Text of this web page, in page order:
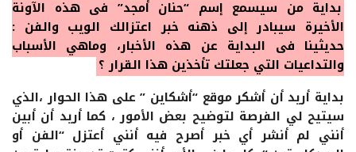
بداية من سيسمع إسم “حنان أمجد” في هذه الآونة
الأخيرة سيبادر إلى ذهنه خبر اعتزالك الويب والفن :
حديثينا في البداية عن هذه الأخبار، وماهي الأسباب
والتداعيات التي جعلتك تأخذين هذا القرار ؟
بداية أريد أن أشكر موقع “أشكاين ” على هذا الحوار ،الذي
سيتيح لي الفرصة لتوضيح بعض الأمور ، كما أريد أن أبين
أنني لم أنشر أي خبر أصرح فيه أنني أعتزل “الفن أو